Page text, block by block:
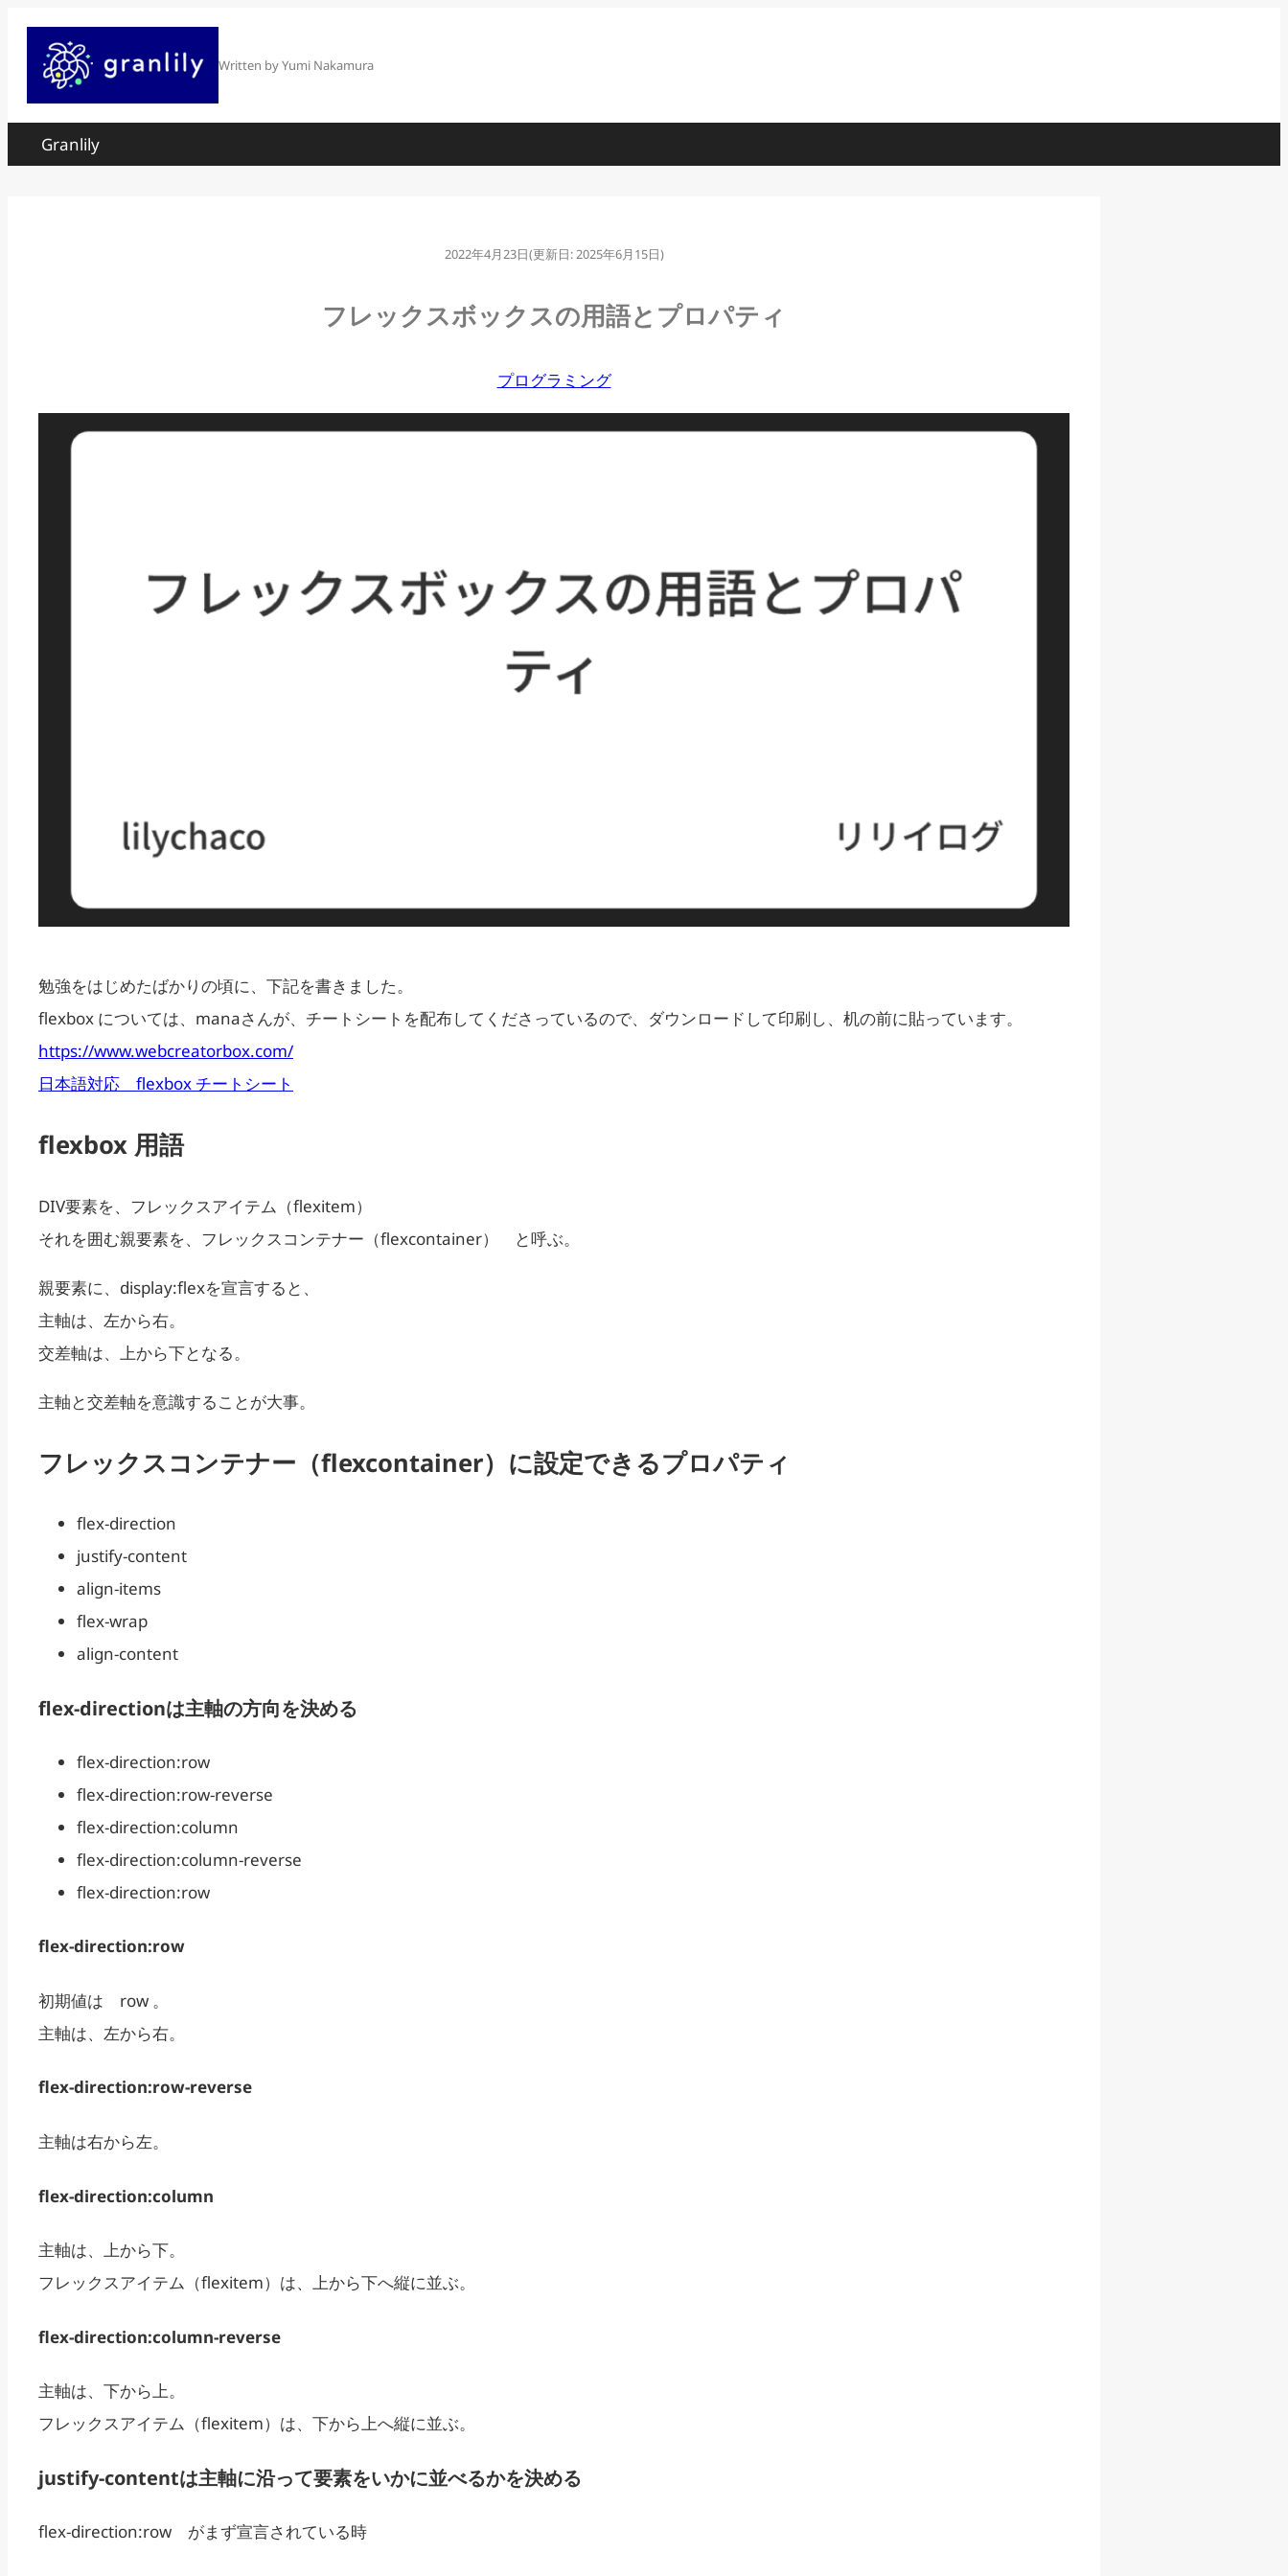
ス
Written by Yumi Nakamura
Granlily
2022年4月23日(更新日:2025年6月15日)
フレックスボックスの用語とプロパティ
プログラミング
勉強をはじめたばかりの頃に、下記を書きました。
flexbox については、manaさんが、チートシートを配布してくださっているので、ダウンロードして印刷し、机の前に貼っています。
https://www.webcreatorbox.com/
日本語対応 flexbox チートシート
flexbox 用語
DIV要素を、フレックスアイテム（flexitem）
それを囲む親要素を、フレックスコンテナー（flexcontainer） と呼ぶ。
親要素に、display:flexを宣言すると、
主軸は、左から右。
交差軸は、上から下となる。
主軸と交差軸を意識することが大事。
フレックスコンテナー（flexcontainer）に設定できるプロパティ
flex-direction
justify-content
align-items
flex-wrap
align-content
flex-directionは主軸の方向を決める
flex-direction:row
flex-direction:row-reverse
flex-direction:column
flex-direction:column-reverse
flex-direction:row
flex-direction:row
初期値は row 。
主軸は、左から右。
flex-direction:row-reverse
主軸は右から左。
flex-direction:column
主軸は、上から下。
フレックスアイテム（flexitem）は、上から下へ縦に並ぶ。
flex-direction:column-reverse
主軸は、下から上。
フレックスアイテム（flexitem）は、下から上へ縦に並ぶ。
justify-contentは主軸に沿って要素をいかに並べるかを決める
flex-direction:row がまず宣言されている時